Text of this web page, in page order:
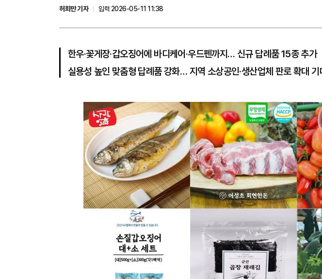
허희만 기자
입력 2026-05-11 11:38
한우·꽃게장·갑오징어에 바디케어·우드펜까지… 신규 답례품 15종 추가
실용성 높인 맞춤형 답례품 강화… 지역 소상공인·생산업체 판로 확대 기